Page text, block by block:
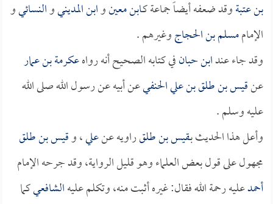
بن عتبةوقد ضعفه أيضاً جماعة كـابن معينوابن المدينيوالنسائيو
الإماممسلم بن الحجاجوغيرهم .
وقد جاء عندابن حبانفي كتابه الصحيح أنه رواهعكرمة بن عمار
عنقيس بن طلق بن علي الحنفيعن أبيه عن رسول الله صلى الله
عليه وسلم .
وأعل هذا الحديث بـقيس بن طلقراويه عنعلي، وقيس بن طلق
مجهول على قول بعض العلماء وهو قليل الرواية، وقد جرحه الإمام
أحمدعليه رحمة الله فقال: غيره أثبت منه، وتكلم عليهالشافعيكما